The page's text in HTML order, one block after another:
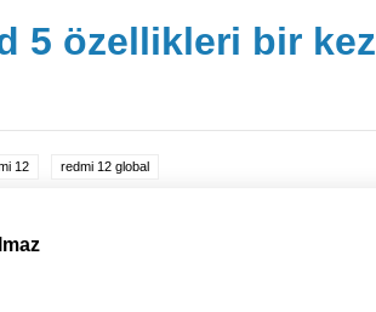
5 özellikleri bir
12 redmi 12 global